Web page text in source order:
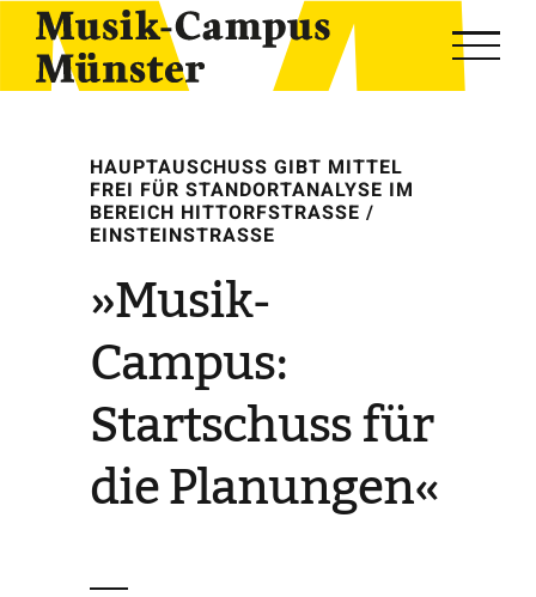
Skip
content
HAUPTAUSCHUSS GIBT MITTEL
FREI FÜR STANDORTANALYSE IM
BEREICH HITTORFSTRASSE / E
INSTEINSTRASSE
»Musik-
Campus:
Startschuss für
die Planungen«